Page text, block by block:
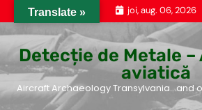
to
joi, aug. 06, 2026
Detecție de Metale –
aviatică
Aircraft Archaeology Transylvania…and
Translate »